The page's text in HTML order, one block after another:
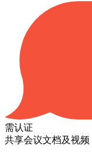
需认证
共享会议文档及视频